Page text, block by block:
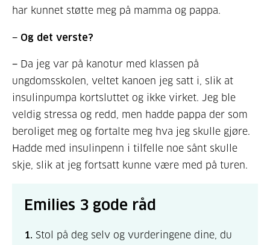
har kunnet støtte meg på mamma og pappa.
− Og det verste?
− Da jeg var på kanotur med klassen på
ungdomsskolen, veltet kanoen jeg satt i, slik at
insulinpumpa kortsluttet og ikke virket. Jeg ble
veldig stressa og redd, men hadde pappa der som
beroliget meg og fortalte meg hva jeg skulle gjøre.
Hadde med insulinpenn i tilfelle noe sånt skulle
skje, slik at jeg fortsatt kunne være med på turen.
Emilies 3 gode råd
1. Stol på deg selv og vurderingene dine, du